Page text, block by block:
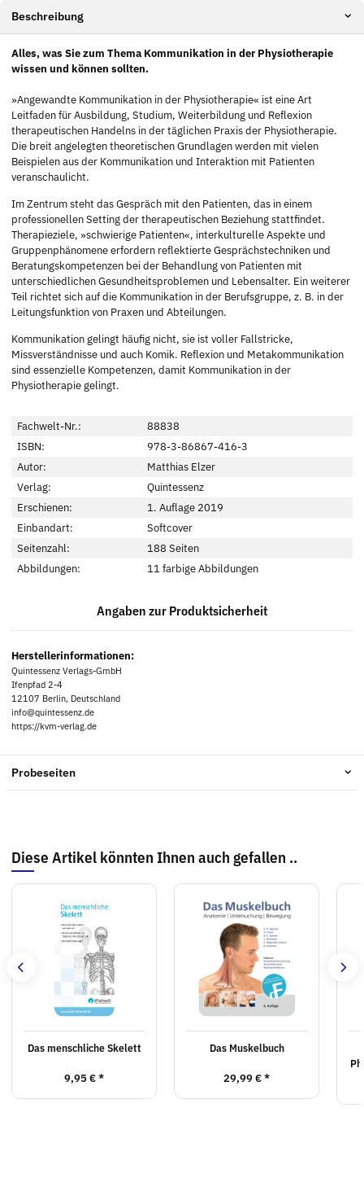
Beschreibung
Alles, was Sie zum Thema Kommunikation in der Physiotherapie
wissen und können sollten.
»Angewandte Kommunikation in der Physiotherapie« ist eine Art
Leitfaden für Ausbildung, Studium, Weiterbildung und Reflexion
therapeutischen Handelns in der täglichen Praxis der Physiotherapie.
Die breit angelegten theoretischen Grundlagen werden mit vielen
Beispielen aus der Kommunikation und Interaktion mit Patienten
veranschaulicht.
Im Zentrum steht das Gespräch mit den Patienten, das in einem
professionellen Setting der therapeutischen Beziehung stattfindet.
Therapieziele, »schwierige Patienten«, interkulturelle Aspekte und
Gruppenphänomene erfordern reflektierte Gesprächstechniken und
Beratungskompetenzen bei der Behandlung von Patienten mit
unterschiedlichen Gesundheitsproblemen und Lebensalter. Ein weiterer
Teil richtet sich auf die Kommunikation in der Berufsgruppe, z. B. in der
Leitungsfunktion von Praxen und Abteilungen.
Kommunikation gelingt häufig nicht, sie ist voller Fallstricke,
Missverständnisse und auch Komik. Reflexion und Metakommunikation
sind essenzielle Kompetenzen, damit Kommunikation in der
Physiotherapie gelingt.
Fachwelt-Nr.:
88838
ISBN:
978-3-86867-416-3
Autor:
Matthias Elzer
Verlag:
Quintessenz
Erschienen:
1. Auflage 2019
Einbandart:
Softcover
Seitenzahl:
188 Seiten
Abbildungen:
11 farbige Abbildungen
Angaben zur Produktsicherheit
Herstellerinformationen:
Quintessenz Verlags-GmbH
Ifenpfad 2-4
12107 Berlin, Deutschland
info@quintessenz.de
https://kvm-verlag.de
Probeseiten
Diese Artikel könnten Ihnen auch gefallen ..
Das menschliche Skelett
9,95 €*
Das Muskelbuch
29,99 €*